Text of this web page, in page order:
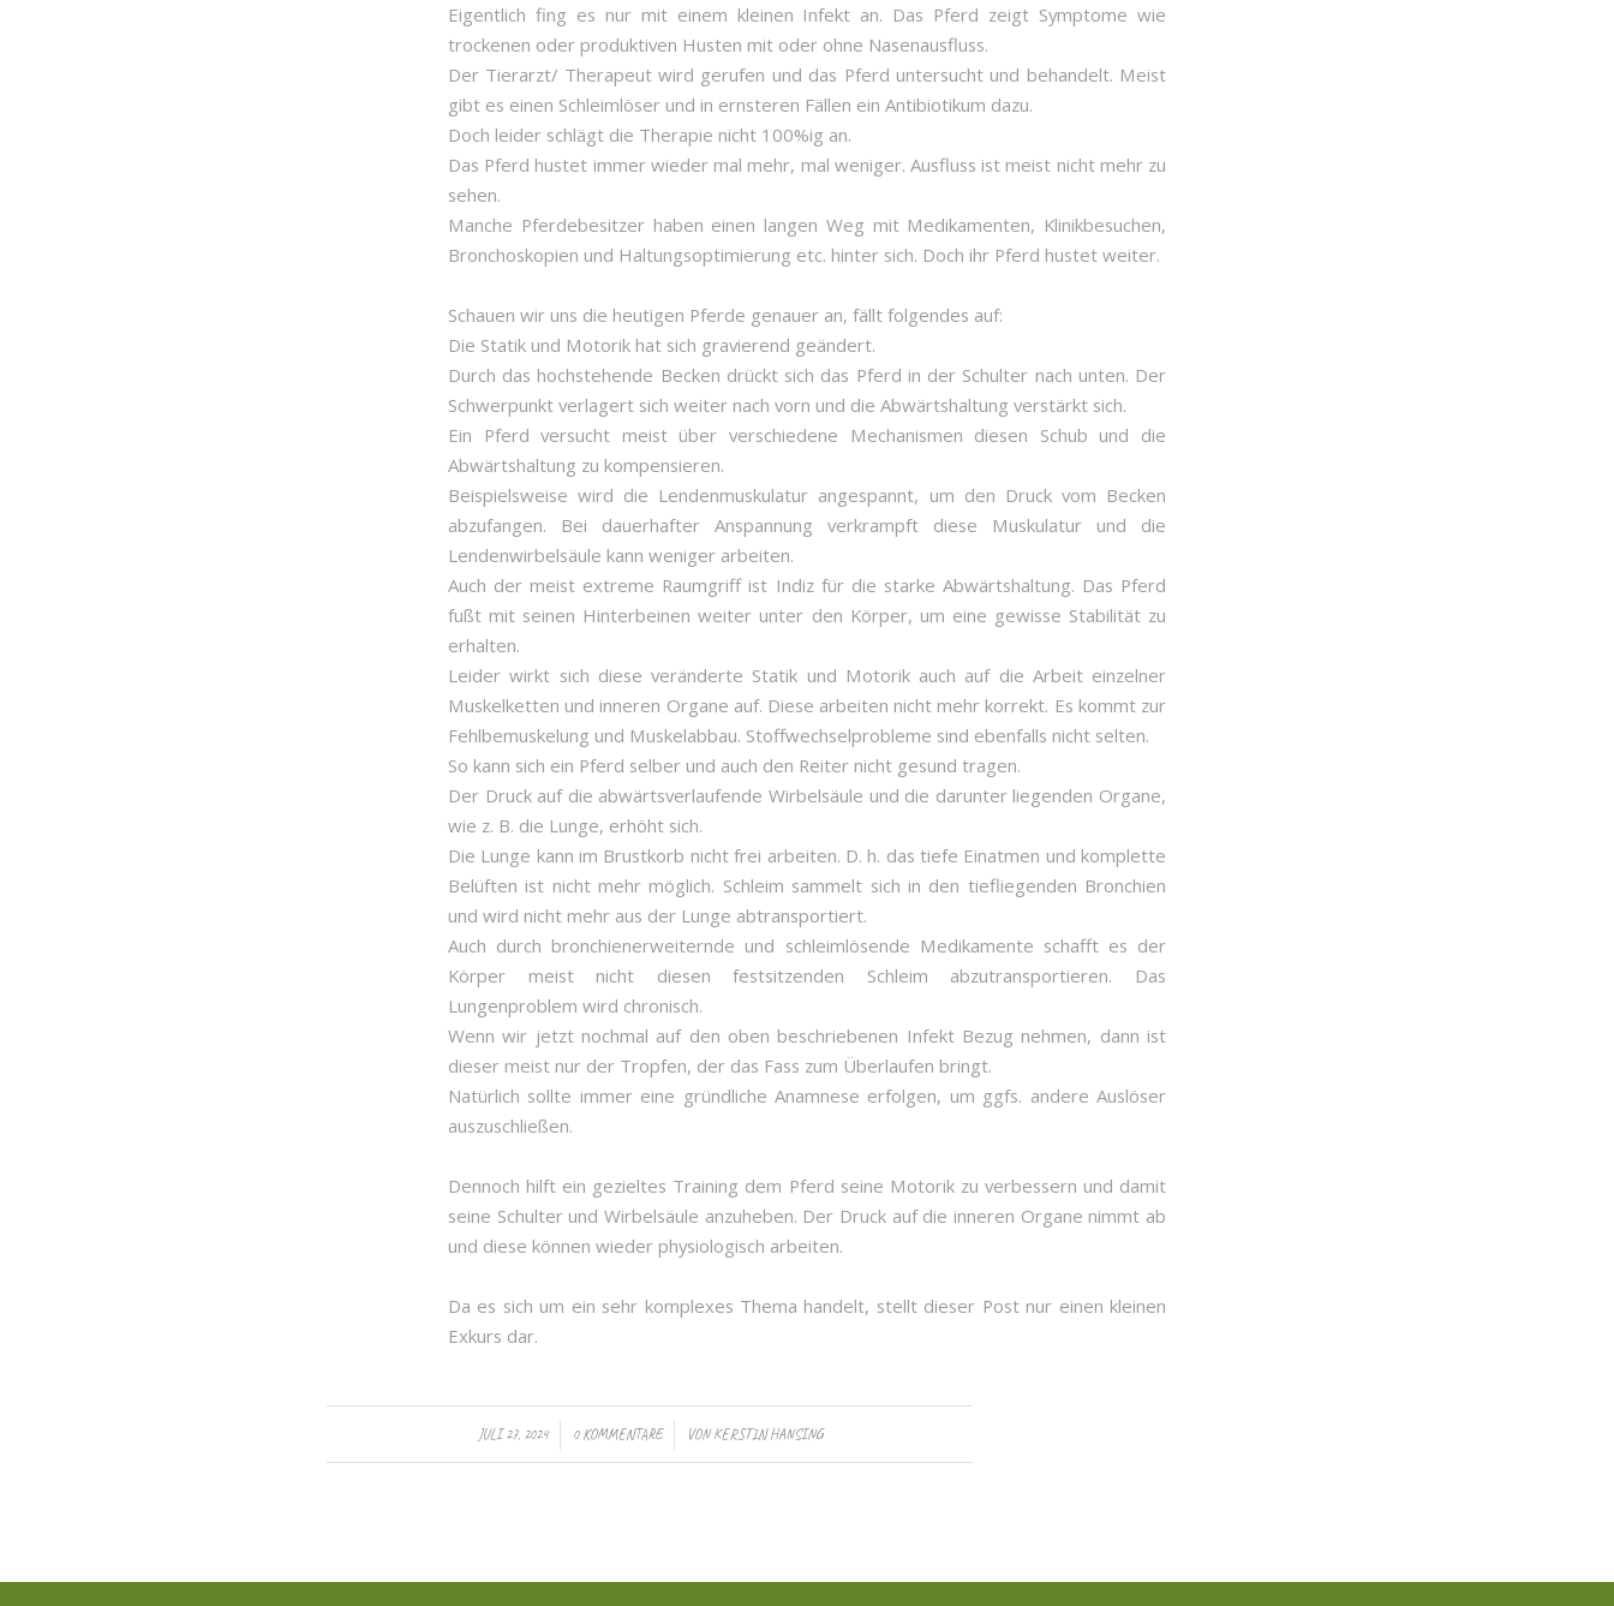
Eigentlich fing es nur mit einem kleinen Infekt an. Das Pferd zeigt Symptome wie
trockenen oder produktiven Husten mit oder ohne Nasenausfluss.
Der Tierarzt/ Therapeut wird gerufen und das Pferd untersucht und behandelt. Meist
gibt es einen Schleimlöser und in ernsteren Fällen ein Antibiotikum dazu.
Doch leider schlägt die Therapie nicht 100%ig an.
Das Pferd hustet immer wieder mal mehr, mal weniger. Ausfluss ist meist nicht mehr zu
sehen.
Manche Pferdebesitzer haben einen langen Weg mit Medikamenten, Klinikbesuchen,
Bronchoskopien und Haltungsoptimierung etc. hinter sich. Doch ihr Pferd hustet weiter.
Schauen wir uns die heutigen Pferde genauer an, fällt folgendes auf:
Die Statik und Motorik hat sich gravierend geändert.
Durch das hochstehende Becken drückt sich das Pferd in der Schulter nach unten. Der
Schwerpunkt verlagert sich weiter nach vorn und die Abwärtshaltung verstärkt sich.
Ein Pferd versucht meist über verschiedene Mechanismen diesen Schub und die
Abwärtshaltung zu kompensieren.
Beispielsweise wird die Lendenmuskulatur angespannt, um den Druck vom Becken
abzufangen. Bei dauerhafter Anspannung verkrampft diese Muskulatur und die
Lendenwirbelsäule kann weniger arbeiten.
Auch der meist extreme Raumgriff ist Indiz für die starke Abwärtshaltung. Das Pferd
fußt mit seinen Hinterbeinen weiter unter den Körper, um eine gewisse Stabilität zu
erhalten.
Leider wirkt sich diese veränderte Statik und Motorik auch auf die Arbeit einzelner
Muskelketten und inneren Organe auf. Diese arbeiten nicht mehr korrekt. Es kommt zur
Fehlbemuskelung und Muskelabbau. Stoffwechselprobleme sind ebenfalls nicht selten.
So kann sich ein Pferd selber und auch den Reiter nicht gesund tragen.
Der Druck auf die abwärtsverlaufende Wirbelsäule und die darunter liegenden Organe,
wie z. B. die Lunge, erhöht sich.
Die Lunge kann im Brustkorb nicht frei arbeiten. D. h. das tiefe Einatmen und komplette
Belüften ist nicht mehr möglich. Schleim sammelt sich in den tiefliegenden Bronchien
und wird nicht mehr aus der Lunge abtransportiert.
Auch durch bronchienerweiternde und schleimlösende Medikamente schafft es der
Körper meist nicht diesen festsitzenden Schleim abzutransportieren. Das
Lungenproblem wird chronisch.
Wenn wir jetzt nochmal auf den oben beschriebenen Infekt Bezug nehmen, dann ist
dieser meist nur der Tropfen, der das Fass zum Überlaufen bringt.
Natürlich sollte immer eine gründliche Anamnese erfolgen, um ggfs. andere Auslöser
auszuschließen.
Dennoch hilft ein gezieltes Training dem Pferd seine Motorik zu verbessern und damit
seine Schulter und Wirbelsäule anzuheben. Der Druck auf die inneren Organe nimmt ab
und diese können wieder physiologisch arbeiten.
Da es sich um ein sehr komplexes Thema handelt, stellt dieser Post nur einen kleinen
Exkurs dar.
JULI 27, 2024
/ 0 KOMMENTARE
/ VONKERSTIN HANSING